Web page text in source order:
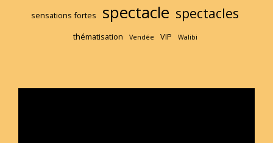
sensations fortes spectacle spectacles
thématisation Vendée VIP Walibi